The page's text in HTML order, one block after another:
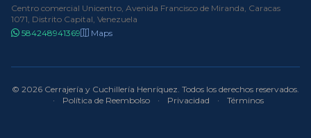
Centro comercial Unicentro, Avenida Francisco de Miranda, Caracas
1071, Distrito Capital, Venezuela
584248941369
Maps
© 2026 Cerrajería y Cuchillería Henríquez. Todos los derechos reservados.
·
Política de Reembolso · Privacidad · Términos